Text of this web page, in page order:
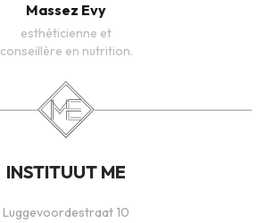
Massez Evy
esthéticienne et
conseillère en nutrition.
INSTITUUT ME
Luggevoordestraat 10